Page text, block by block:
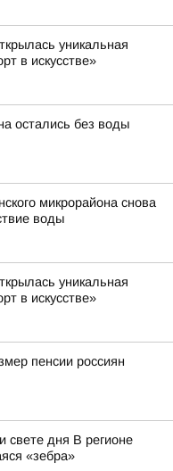
уникальная
в искусстве»
остались без воды
микрорайона снова
воды
уникальная
в искусстве»
пенсии россиян
свете дня В регионе
«зебра»